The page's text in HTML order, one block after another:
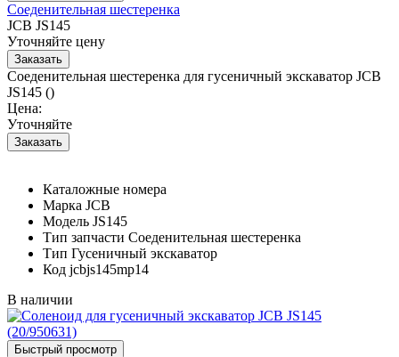
Соеденительная шестеренка
JCB JS145
Уточняйте цену
Соеденительная шестеренка для гусеничный экскаватор JCB
JS145 ()
Цена:
Уточняйте
Каталожные номера
Марка JCB
Модель JS145
Тип запчасти Соеденительная шестеренка
Тип Гусеничный экскаватор
Код jcbjs145mp14
В наличии